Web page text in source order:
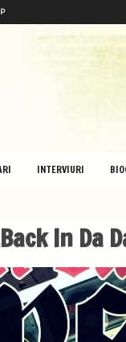
INTERVIURI
In Da